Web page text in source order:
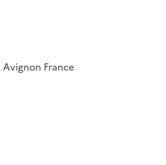
Avignon France